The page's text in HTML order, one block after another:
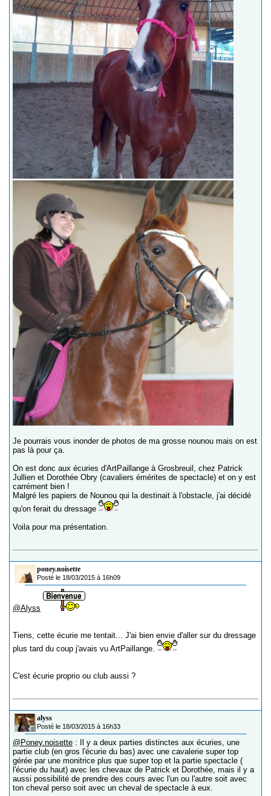
Je pourrais vous inonder de photos de ma grosse nounou mais on est
pas là pour ça.
On est donc aux écuries d'ArtPaillange à Grosbreuil, chez Patrick
Jullien et Dorothée Obry (cavaliers émérites de spectacle) et on y est
carrément bien !
Malgré les papiers de Nounou qui la destinait à l'obstacle, j'ai décidé
qu'on ferait du dressage
Voila pour ma présentation.
poney.noisette
Posté le 18/03/2015 à 16h09
@Alyss
Tiens, cette écurie me tentait... J'ai bien envie d'aller sur du dressage
plus tard du coup j'avais vu ArtPaillange.
C'est écurie proprio ou club aussi ?
alyss
Posté le 18/03/2015 à 16h33
@Poney.noisette : Il y a deux parties distinctes aux écuries, une
partie club (en gros l'écurie du bas) avec une cavalerie super top
gérée par une monitrice plus que super top et la partie spectacle (
l'écurie du haut) avec les chevaux de Patrick et Dorothée, mais il y a
aussi possibilité de prendre des cours avec l'un ou l'autre soit avec
ton cheval perso soit avec un cheval de spectacle à eux.